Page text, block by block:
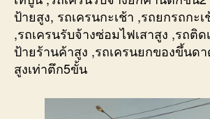
ป้ายสูง, รถเครนกะเช้า ,รถยกรถกะ
,รถเครนรับจ้างซ่อมไฟเสาสูง ,รถติ
ป้ายร้านค้าสูง ,รถเครนยกของขึ้นด
สูงเท่าตึก5ขั้น